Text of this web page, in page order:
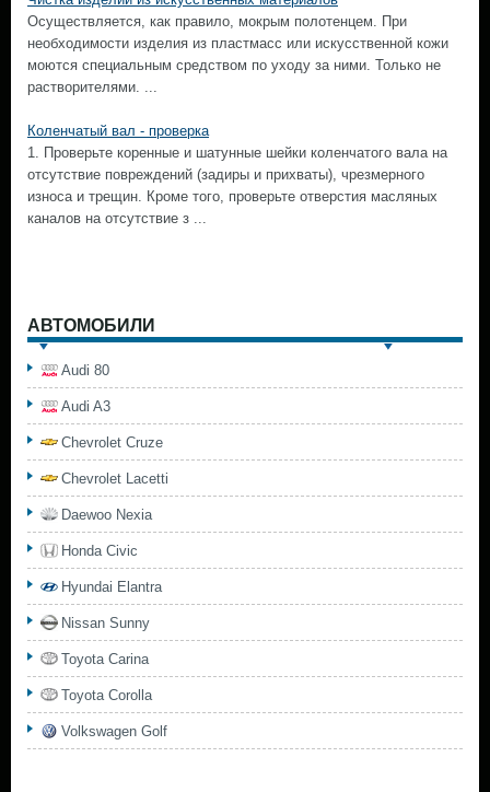
Осуществляется, как правило, мокрым полотенцем. При
необходимости изделия из пластмасс или искусственной кожи
моются специальным средством по уходу за ними. Только не
растворителями. ...
Коленчатый вал - проверка
1. Проверьте коренные и шатунные шейки коленчатого вала на
отсутствие повреждений (задиры и прихваты), чрезмерного
износа и трещин. Кроме того, проверьте отверстия масляных
каналов на отсутствие з ...
АВТОМОБИЛИ
Audi 80
Audi A3
Chevrolet Cruze
Chevrolet Lacetti
Daewoo Nexia
Honda Civic
Hyundai Elantra
Nissan Sunny
Toyota Carina
Toyota Corolla
Volkswagen Golf